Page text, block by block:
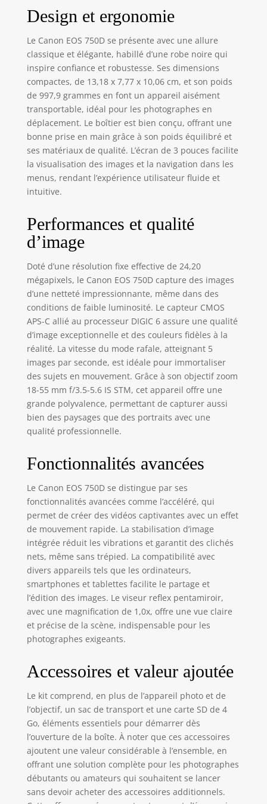
Design et ergonomie
Le Canon EOS 750D se présente avec une allure
classique et élégante, habillé d’une robe noire qui
inspire confiance et robustesse. Ses dimensions
compactes, de 13,18 x 7,77 x 10,06 cm, et son poids
de 997,9 grammes en font un appareil aisément
transportable, idéal pour les photographes en
déplacement. Le boîtier est bien conçu, offrant une
bonne prise en main grâce à son poids équilibré et
ses matériaux de qualité. L’écran de 3 pouces facilite
la visualisation des images et la navigation dans les
menus, rendant l’expérience utilisateur fluide et
intuitive.
Performances et qualité
d’image
Doté d’une résolution fixe effective de 24,20
mégapixels, le Canon EOS 750D capture des images
d’une netteté impressionnante, même dans des
conditions de faible luminosité. Le capteur CMOS
APS-C allié au processeur DIGIC 6 assure une qualité
d’image exceptionnelle et des couleurs fidèles à la
réalité. La vitesse du mode rafale, atteignant 5
images par seconde, est idéale pour immortaliser
des sujets en mouvement. Grâce à son objectif zoom
18-55 mm f/3.5-5.6 IS STM, cet appareil offre une
grande polyvalence, permettant de capturer aussi
bien des paysages que des portraits avec une
qualité professionnelle.
Fonctionnalités avancées
Le Canon EOS 750D se distingue par ses
fonctionnalités avancées comme l’accéléré, qui
permet de créer des vidéos captivantes avec un effet
de mouvement rapide. La stabilisation d’image
intégrée réduit les vibrations et garantit des clichés
nets, même sans trépied. La compatibilité avec
divers appareils tels que les ordinateurs,
smartphones et tablettes facilite le partage et
l’édition des images. Le viseur reflex pentamiroir,
avec une magnification de 1,0x, offre une vue claire
et précise de la scène, indispensable pour les
photographes exigeants.
Accessoires et valeur ajoutée
Le kit comprend, en plus de l’appareil photo et de
l’objectif, un sac de transport et une carte SD de 4
Go, éléments essentiels pour démarrer dès
l’ouverture de la boîte. À noter que ces accessoires
ajoutent une valeur considérable à l’ensemble, en
offrant une solution complète pour les photographes
débutants ou amateurs qui souhaitent se lancer
sans devoir acheter des accessoires additionnels.